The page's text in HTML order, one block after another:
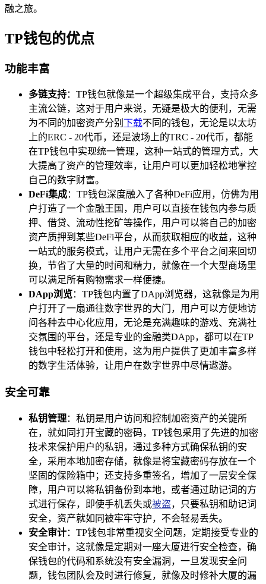
融之旅。
TP钱包的优点
功能丰富
多链支持：TP钱包就像是一个超级集成平台，支持众多
主流公链，这对于用户来说，无疑是极大的便利，无需
为不同的加密资产分别 下载不同的钱包，无论是以太坊
上的ERC - 20代币，还是波场上的TRC - 20代币，都能
在TP钱包中实现统一管理，这种一站式的管理方式，大
大提高了资产的管理效率，让用户可以更加轻松地掌控
自己的数字财富。
DeFi集成：TP钱包深度融入了各种DeFi应用，仿佛为用
户打造了一个金融王国，用户可以直接在钱包内参与质
押、借贷、流动性挖矿等操作，用户可以将自己的加密
资产质押到某些DeFi平台，从而获取相应的收益，这种
一站式的服务模式，让用户无需在多个平台之间来回切
换，节省了大量的时间和精力，就像在一个大型商场里
可以满足所有购物需求一样便捷。
DApp浏览：TP钱包内置了DApp浏览器，这就像是为用
户打开了一扇通往数字世界的大门，用户可以方便地访
问各种去中心化应用，无论是充满趣味的游戏、充满社
交氛围的平台，还是专业的金融类DApp，都可以在TP
钱包中轻松打开和使用，这为用户提供了更加丰富多样
的数字生活体验，让用户在数字世界中尽情遨游。
安全可靠
私钥管理：私钥是用户访问和控制加密资产的关键所
在，就如同打开宝藏的密码，TP钱包采用了先进的加密
技术来保护用户的私钥，通过多种方式确保私钥的安
全，采用本地加密存储，就像是将宝藏密码存放在一个
坚固的保险箱中；还支持多重签名，增加了一层安全保
障，用户可以将私钥备份到本地，或者通过助记词的方
式进行保存，即使手机丢失或被盗，只要私钥和助记词
安全，资产就如同被牢牢守护，不会轻易丢失。
安全审计：TP钱包非常重视安全问题，定期接受专业的
安全审计，这就像是定期对一座大厦进行安全检查，确
保钱包的代码和系统没有安全漏洞，一旦发现安全问
题，钱包团队会及时进行修复，就像及时修补大厦的漏